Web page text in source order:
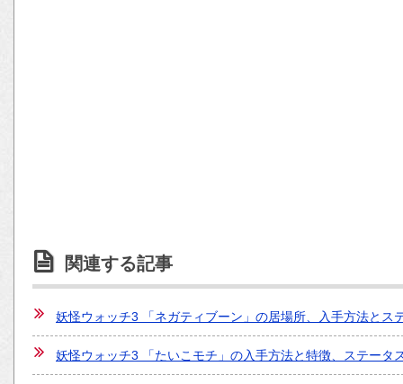
関連する記事
妖怪ウォッチ3 「ネガティブーン」の居場所、入手方法とス
妖怪ウォッチ3 「たいこモチ」の入手方法と特徴、ステータ